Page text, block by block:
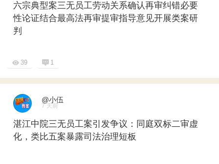
六宗典型案三无员工劳动关系确认再审纠错必要
性论证结合最高法再审提审指导意见开展类案研
判
39 1
@小伍
7 天前
湛江中院三无员工案引发争议：同庭双标二审虚
化，类比五案暴露司法治理短板